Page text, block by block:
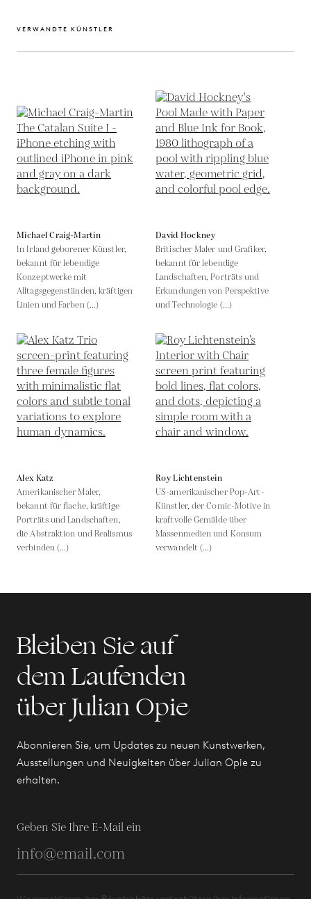
VERWANDTE KÜNSTLER
Michael Craig-Martin
In Irland geborener Künstler,
bekannt für lebendige
Konzeptwerke mit
Alltagsgegenständen, kräftigen
Linien und Farben (...)
David Hockney
Britischer Maler und Grafiker,
bekannt für lebendige
Landschaften, Porträts und
Erkundungen von Perspektive
und Technologie (...)
Alex Katz
Amerikanischer Maler,
bekannt für flache, kräftige
Porträts und Landschaften,
die Abstraktion und Realismus
verbinden (...)
Roy Lichtenstein
US-amerikanischer Pop-Art-
Künstler, der Comic-Motive in
kraftvolle Gemälde über
Massenmedien und Konsum
verwandelt (...)
Bleiben Sie auf
dem Laufenden
über Julian Opie
Abonnieren Sie, um Updates zu neuen Kunstwerken,
Ausstellungen und Neuigkeiten über Julian Opie zu
erhalten.
Geben Sie Ihre E-Mail ein